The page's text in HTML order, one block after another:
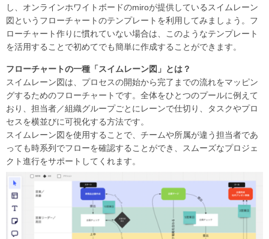
し、オンラインホワイトボードのmiroが提供しているスイムレーン
図というフローチャートのテンプレートを利用してみましょう。フ
ローチャート作りに慣れていない場合は、このようなテンプレート
を活用することで初めてでも簡単に作成することができます。
フローチャートの一種「スイムレーン図」とは？
スイムレーン図は、プロセスの開始から完了までの流れをマッピン
グするためのフローチャートです。全体をひとつのプールに例えて
おり、担当者／組織グループごとにレーンで仕切り、タスクやプロ
セスを横並びに可視化する方法です。
スイムレーン図を使用することで、チームや所属が違う担当者であ
っても時系列でフローを確認することができ、スムーズなプロジェ
クト進行をサポートしてくれます。